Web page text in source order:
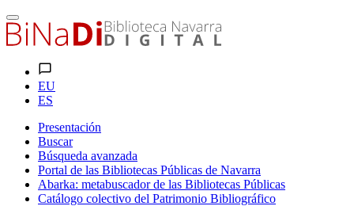
EU
ES
Presentación
Buscar
Búsqueda avanzada
Portal de las Bibliotecas Públicas de Navarra
Abarka: metabuscador de las Bibliotecas Públicas
Catálogo colectivo del Patrimonio Bibliográfico